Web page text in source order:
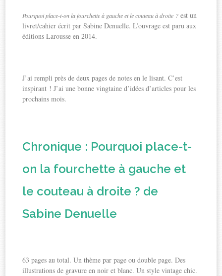
Pourquoi place-t-on la fourchette à gauche et le couteau à droite ? est un
livret/cahier écrit par Sabine Denuelle. L’ouvrage est paru aux
éditions Larousse en 2014.
J’ai rempli près de deux pages de notes en le lisant. C’est
inspirant ! J’ai une bonne vingtaine d’idées d’articles pour les
prochains mois.
Chronique : Pourquoi place-t-
on la fourchette à gauche et
le couteau à droite ? de
Sabine Denuelle
63 pages au total. Un thème par page ou double page. Des
illustrations de gravure en noir et blanc. Un style vintage chic.